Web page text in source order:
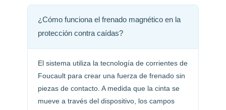
¿Cómo funciona el frenado magnético en la
protección contra caídas?
El sistema utiliza la tecnología de corrientes de
Foucault para crear una fuerza de frenado sin
piezas de contacto. A medida que la cinta se
mueve a través del dispositivo, los campos